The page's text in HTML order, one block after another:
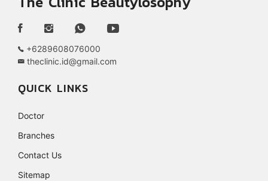
+6289608076000
theclinic.id@gmail.com
QUICK LINKS
Doctor
Branches
Contact Us
Sitemap